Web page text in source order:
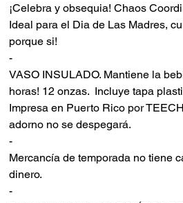
¡Celebra y obsequia! Chaos
Ideal para el Dia de Las Madres,
porque si!
-
VASO INSULADO. Mantiene la
horas! 12 onzas. Incluye tapa
Impresa en Puerto Rico por
adorno no se despegará.
-
Mercancía de temporada no tiene
dinero.
-